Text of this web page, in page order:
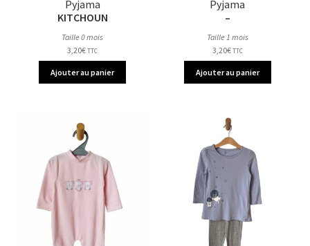
Pyjama
KITCHOUN
Taille 0 mois
3,20€ TTC
Ajouter au panier
Pyjama
–
Taille 1 mois
3,20€ TTC
Ajouter au panier